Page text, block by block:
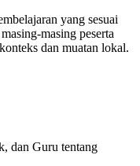
yang sesuai
masing peserta
dan muatan lokal.
dan Guru tentang